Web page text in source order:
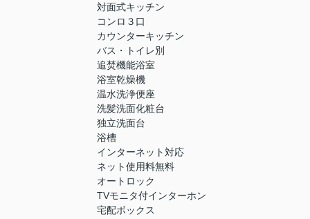
対面式キッチン
コンロ３口
カウンターキッチン
バス・トイレ別
追焚機能浴室
浴室乾燥機
温水洗浄便座
洗髪洗面化粧台
独立洗面台
浴槽
インターネット対応
ネット使用料無料
オートロック
TVモニタ付インターホン
宅配ボックス